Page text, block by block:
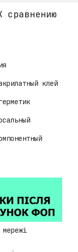
сравнению
клей